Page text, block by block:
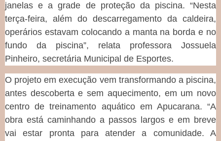
janelas e a grade de proteção da piscina. “Nesta
terça-feira, além do descarregamento da caldeira,
operários estavam colocando a manta na borda e no
fundo da piscina”, relata professora Jossuela
Pinheiro, secretária Municipal de Esportes.
O projeto em execução vem transformando a piscina,
antes descoberta e sem aquecimento, em um novo
centro de treinamento aquático em Apucarana. “A
obra está caminhando a passos largos e em breve
vai estar pronta para atender a comunidade. A